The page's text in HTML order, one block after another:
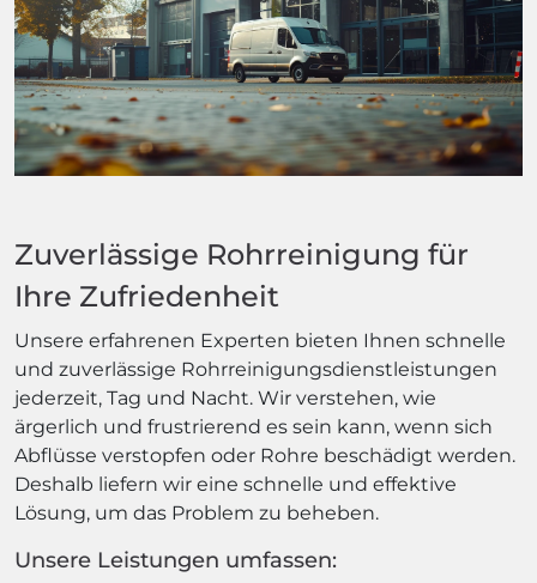
Zuverlässige Rohrreinigung für
Ihre Zufriedenheit
Unsere erfahrenen Experten bieten Ihnen schnelle
und zuverlässige Rohrreinigungsdienstleistungen
jederzeit, Tag und Nacht. Wir verstehen, wie
ärgerlich und frustrierend es sein kann, wenn sich
Abflüsse verstopfen oder Rohre beschädigt werden.
Deshalb liefern wir eine schnelle und effektive
Lösung, um das Problem zu beheben.
Unsere Leistungen umfassen: